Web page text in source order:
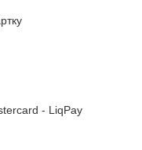
- LiqPay